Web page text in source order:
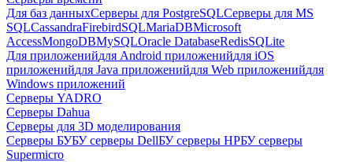
Для баз данныхСерверы для PostgreSQLСерверы для MS
SQLCassandraFirebirdSQLMariaDBMicrosoft
AccessMongoDBMySQLOracle DatabaseRedisSQLite
Для приложенийдля Android приложенийдля iOS
приложенийдля Java приложенийдля Web приложенийдля
Windows приложений
Серверы YADRO
Серверы Dahua
Серверы для 3D моделирования
Серверы БУБУ серверы DellБУ серверы HPБУ серверы
Supermicro